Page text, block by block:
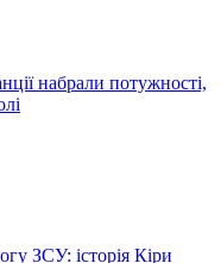
набрали потужності,
ЗСУ: історія Кіри